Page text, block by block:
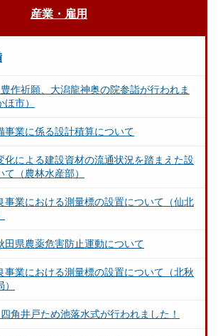
産業・雇用
作祈願、大潟龍神奥の院参詣が行われま
市）
事業に係る設計積算について
化による建設資材の流通状況を踏まえた設
（農林水産部）
事業における測量標の設置について（仙北
田県農薬危害防止運動について
事業における測量標の設置について（北秋
角井戸ため池落水式が行われました！